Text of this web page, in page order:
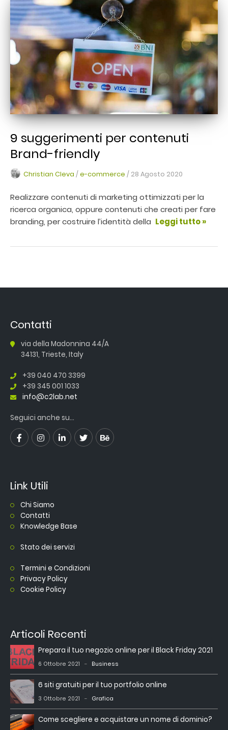
9 suggerimenti per contenuti
Brand-friendly
Christian Cleva /e-commerce / 28 Agosto 2020
Realizzare contenuti di marketing ottimizzati per la
ricerca organica, oppure contenuti che creati per fare
branding, per costruire l’identità della Leggi tutto »
Contatti
via della Madonnina 44/A
34131, Trieste, Italy
+39 040 470 3399
+39 345 001 1033
info@c2lab.net
Seguici anche su...
Link Utili
Chi Siamo
Contatti
Knowledge Base
Stato dei servizi
Termini e Condizioni
Privacy Policy
Cookie Policy
Articoli Recenti
Prepara il tuo negozio online per il Black Friday 2021
6 Ottobre 2021 Business
6 siti gratuiti per il tuo portfolio online
3 Ottobre 2021 Grafica
Come scegliere e acquistare un nome di dominio?